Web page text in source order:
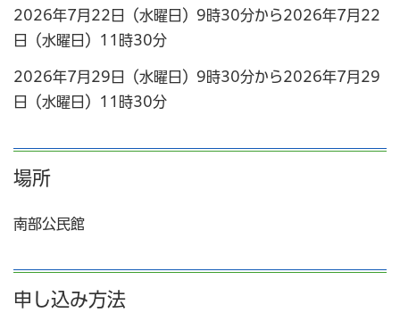
2026年7月22日（水曜日）9時30分から2026年7月22
日（水曜日）11時30分
2026年7月29日（水曜日）9時30分から2026年7月29
日（水曜日）11時30分
場所
南部公民館
申し込み方法